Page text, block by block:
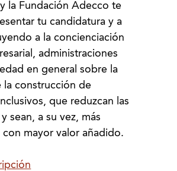
la Fundación Adecco te
tu candidatura y a
a la concienciación
administraciones
en general sobre la
la construcción de
que reduzcan las
sean, a su vez, más
mayor valor añadido.